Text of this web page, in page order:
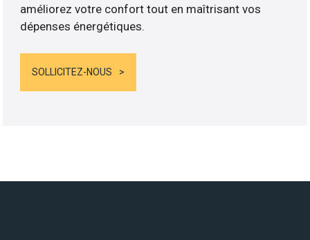
améliorez votre confort tout en maîtrisant vos
dépenses énergétiques.
SOLLICITEZ-NOUS